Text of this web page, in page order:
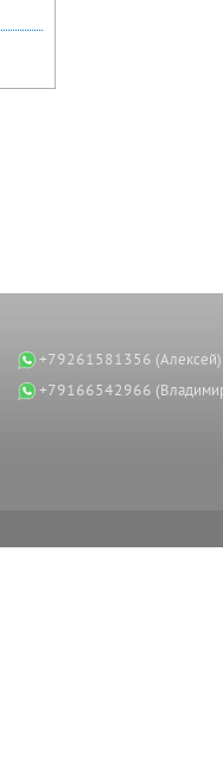
+79261581356 (Алексей)
+79166542966